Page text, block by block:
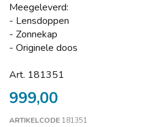
Meegeleverd:
- Lensdoppen
- Zonnekap
- Originele doos
Art. 181351
999,00
ARTIKELCODE 181351